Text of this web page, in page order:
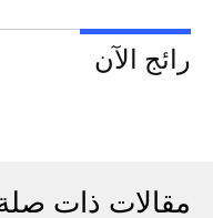
رائج الآن
مقالات ذات